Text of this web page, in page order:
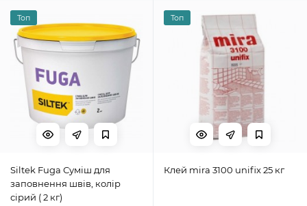
Топ
Siltek Fuga Суміш для
заповнення швів, колір
сірий ( 2 кг)
Топ
Клей mira 3100 unifix 25 кг